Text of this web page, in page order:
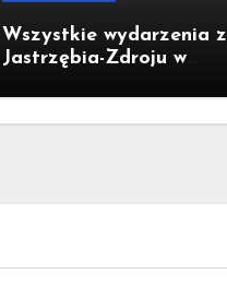
Wszystkie wydarzenia z
Jastrzębia-Zdroju w
bezpłatna aplikacja